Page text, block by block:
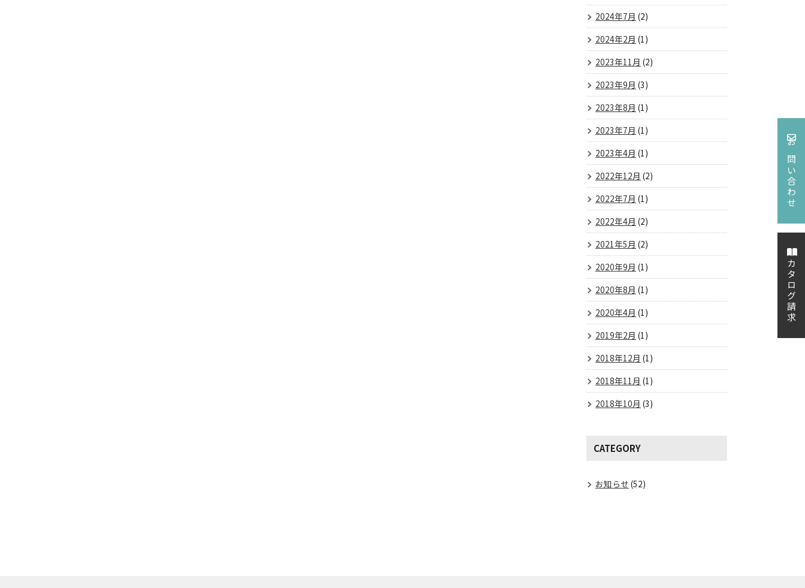
お問い合わせ
カタログ請求
2024年7月 (2)
2024年2月 (1)
2023年11月 (2)
2023年9月 (3)
2023年8月 (1)
2023年7月 (1)
2023年4月 (1)
2022年12月 (2)
2022年7月 (1)
2022年4月 (2)
2021年5月 (2)
2020年9月 (1)
2020年8月 (1)
2020年4月 (1)
2019年2月 (1)
2018年12月 (1)
2018年11月 (1)
2018年10月 (3)
CATEGORY
お知らせ (52)